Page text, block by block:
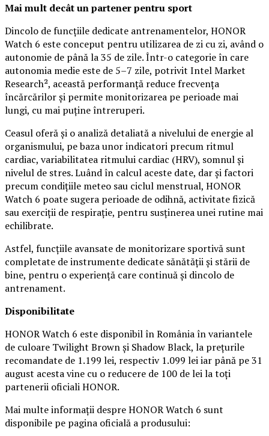
Mai mult decât un partener pentru sport
Dincolo de funcțiile dedicate antrenamentelor, HONOR
Watch 6 este conceput pentru utilizarea de zi cu zi, având o
autonomie de până la 35 de zile. Într-o categorie în care
autonomia medie este de 5–7 zile, potrivit Intel Market
Research², această performanță reduce frecvența
încărcărilor și permite monitorizarea pe perioade mai
lungi, cu mai puține întreruperi.
Ceasul oferă și o analiză detaliată a nivelului de energie al
organismului, pe baza unor indicatori precum ritmul
cardiac, variabilitatea ritmului cardiac (HRV), somnul și
nivelul de stres. Luând în calcul aceste date, dar și factori
precum condițiile meteo sau ciclul menstrual, HONOR
Watch 6 poate sugera perioade de odihnă, activitate fizică
sau exerciții de respirație, pentru susținerea unei rutine mai
echilibrate.
Astfel, funcțiile avansate de monitorizare sportivă sunt
completate de instrumente dedicate sănătății și stării de
bine, pentru o experiență care continuă și dincolo de
antrenament.
Disponibilitate
HONOR Watch 6 este disponibil în România în variantele
de culoare Twilight Brown și Shadow Black, la prețurile
recomandate de 1.199 lei, respectiv 1.099 lei iar până pe 31
august acesta vine cu o reducere de 100 de lei la toți
partenerii oficiali HONOR.
Mai multe informații despre HONOR Watch 6 sunt
disponibile pe pagina oficială a produsului: